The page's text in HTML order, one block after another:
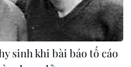
sinh khi bài báo tố cáo